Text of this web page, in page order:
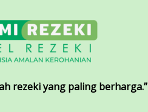
rezeki yang paling berharga.”